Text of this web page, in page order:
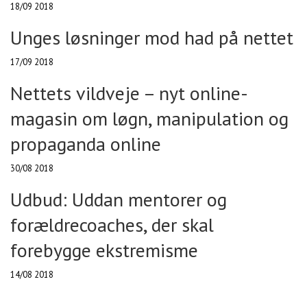
18/09 2018
Unges løsninger mod had på nettet
17/09 2018
Nettets vildveje – nyt online-
magasin om løgn, manipulation og
propaganda online
30/08 2018
Udbud: Uddan mentorer og
forældrecoaches, der skal
forebygge ekstremisme
14/08 2018